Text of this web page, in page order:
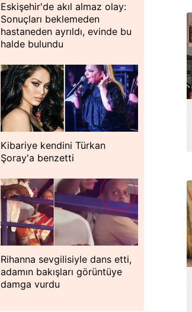
Eskişehir'de akıl almaz olay:
Sonuçları beklemeden
hastaneden ayrıldı, evinde bu
halde bulundu
Kibariye kendini Türkan
Şoray'a benzetti
Rihanna sevgilisiyle dans etti,
adamın bakışları görüntüye
damga vurdu